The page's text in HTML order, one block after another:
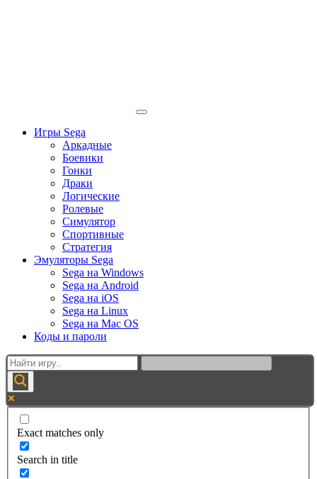
Игры Sega
Аркадные
Боевики
Гонки
Драки
Логические
Ролевые
Симулятор
Спортивные
Стратегия
Эмуляторы Sega
Sega на Windows
Sega на Android
Sega на iOS
Sega на Linux
Sega на Mac OS
Коды и пароли
Exact matches only
Search in title